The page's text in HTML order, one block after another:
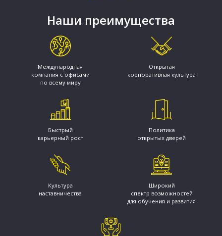
Наши преимущества
Международная
компания с офисами
по всему миру
Открытая
корпоративная культура
Быстрый
карьерный рост
Политика
открытых дверей
Культура
наставничества
Широкий
спектр возможностей
для обучения и развития